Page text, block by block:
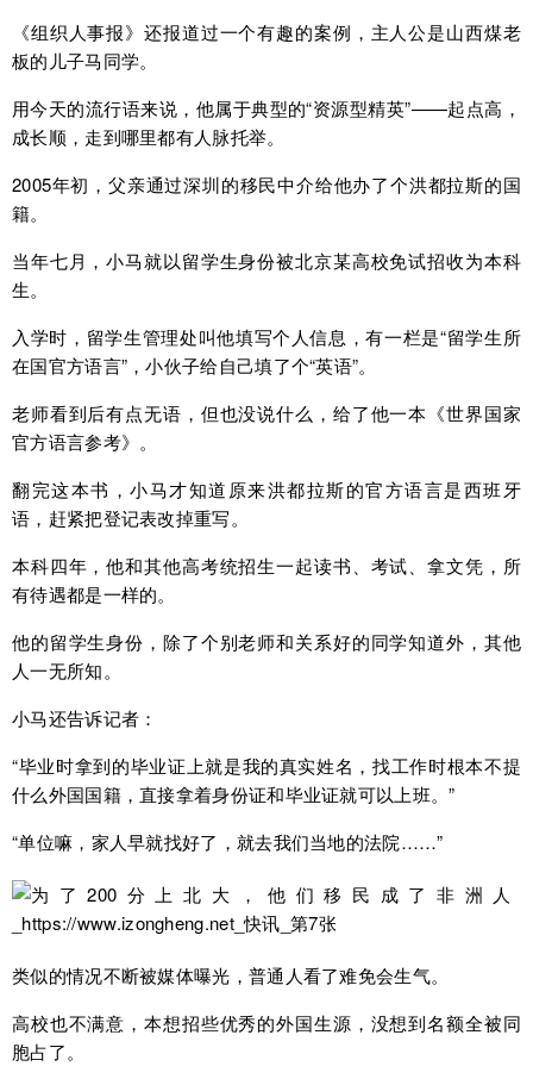
《组织人事报》还报道过一个有趣的案例，主人公是山西煤老
板的儿子马同学。
用今天的流行语来说，他属于典型的“资源型精英”——起点高，
成长顺，走到哪里都有人脉托举。
2005年初，父亲通过深圳的移民中介给他办了个洪都拉斯的国
籍。
当年七月，小马就以留学生身份被北京某高校免试招收为本科
生。
入学时，留学生管理处叫他填写个人信息，有一栏是“留学生所
在国官方语言”，小伙子给自己填了个“英语”。
老师看到后有点无语，但也没说什么，给了他一本《世界国家
官方语言参考》。
翻完这本书，小马才知道原来洪都拉斯的官方语言是西班牙
语，赶紧把登记表改掉重写。
本科四年，他和其他高考统招生一起读书、考试、拿文凭，所
有待遇都是一样的。
他的留学生身份，除了个别老师和关系好的同学知道外，其他
人一无所知。
小马还告诉记者：
“毕业时拿到的毕业证上就是我的真实姓名，找工作时根本不提
什么外国国籍，直接拿着身份证和毕业证就可以上班。”
“单位嘛，家人早就找好了，就去我们当地的法院……”
类似的情况不断被媒体曝光，普通人看了难免会生气。
高校也不满意，本想招些优秀的外国生源，没想到名额全被同
胞占了。